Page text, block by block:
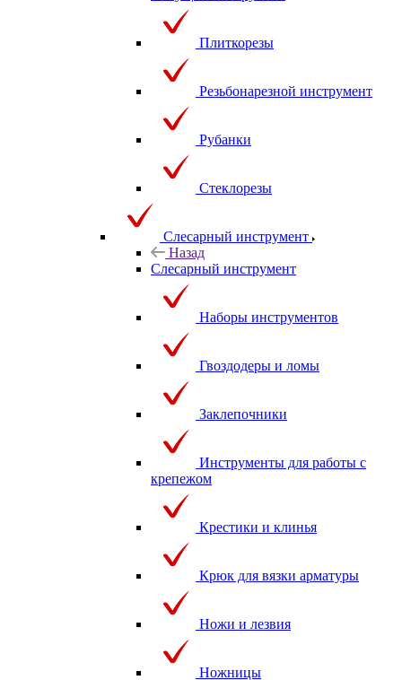
Плиткорезы
Резьбонарезной инструмент
Рубанки
Стеклорезы
Слесарный инструмент
Назад
Слесарный инструмент
Наборы инструментов
Гвоздодеры и ломы
Заклепочники
Инструменты для работы с
крепежом
Крестики и клинья
Крюк для вязки арматуры
Ножи и лезвия
Ножницы